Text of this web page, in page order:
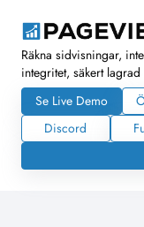
Räkna sidvisningar,
integritet, säkert
Se Live Demo
Discord